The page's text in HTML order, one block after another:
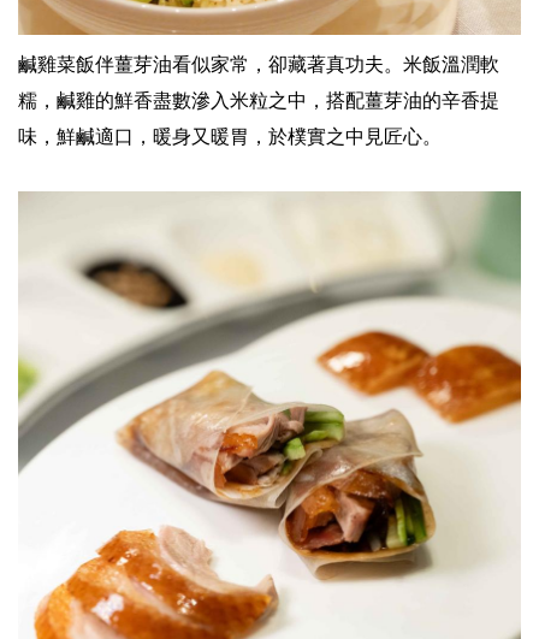
鹹雞菜飯伴薑芽油看似家常，卻藏著真功夫。米飯溫潤軟
糯，鹹雞的鮮香盡數滲入米粒之中，搭配薑芽油的辛香提
味，鮮鹹適口，暖身又暖胃，於樸實之中見匠心。